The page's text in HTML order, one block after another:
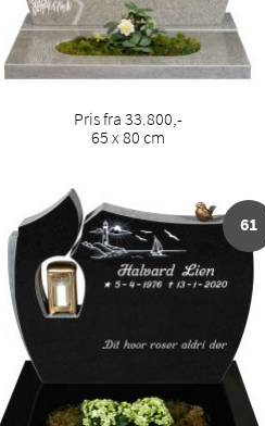
Pris fra 33.800,-
65 x 80 cm
61